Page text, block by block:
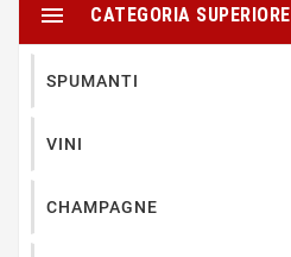
CATEGORIA SUPERIORE

SPUMANTI
VINI
CHAMPAGNE